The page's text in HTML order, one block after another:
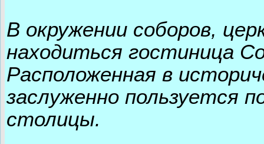
В окружении соборов,
находиться гостиница
Расположенная в
заслуженно пользуется
столицы.